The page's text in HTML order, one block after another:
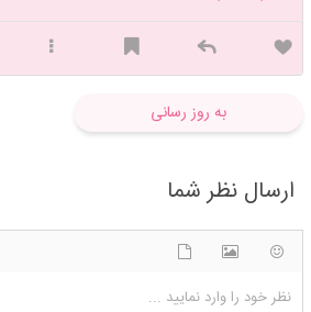
به روز رسانی
ارسال نظر شما
نظر خود را وارد نمایید ...